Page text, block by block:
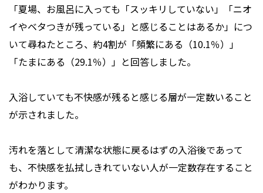
「夏場、お風呂に入っても「スッキリしていない」「ニオ
イやベタつきが残っている」と感じることはあるか」につ
いて尋ねたところ、約4割が「頻繁にある（10.1％）」
「たまにある（29.1％）」と回答しました。
入浴していても不快感が残ると感じる層が一定数いること
が示されました。
汚れを落として清潔な状態に戻るはずの入浴後であって
も、不快感を払拭しきれていない人が一定数存在すること
がわかります。